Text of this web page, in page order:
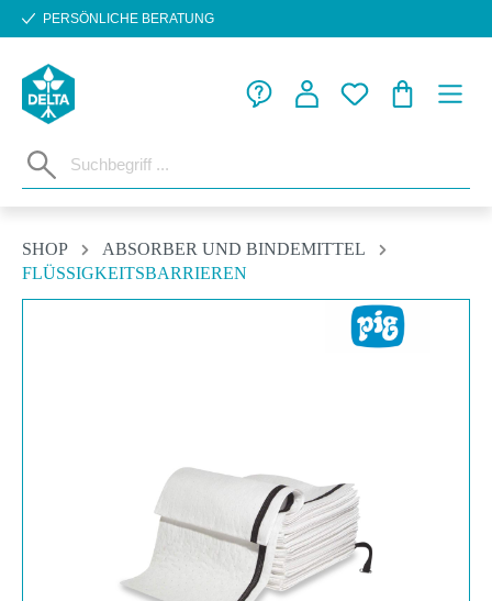
Zum Hauptinhalt springen
PERSÖNLICHE BERATUNG
SHOP
ABSORBER UND BINDEMITTEL
FLÜSSIGKEITSBARRIEREN